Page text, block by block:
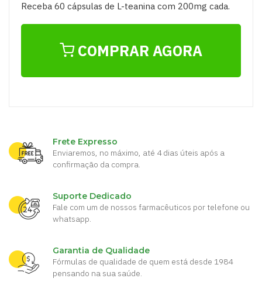
Receba 60 cápsulas de L-teanina com 200mg cada.
COMPRAR AGORA
Frete Expresso
Enviaremos, no máximo, até 4 dias úteis após a
confirmação da compra.
Suporte Dedicado
Fale com um de nossos farmacêuticos por telefone ou
whatsapp.
Garantia de Qualidade
Fórmulas de qualidade de quem está desde 1984
pensando na sua saúde.